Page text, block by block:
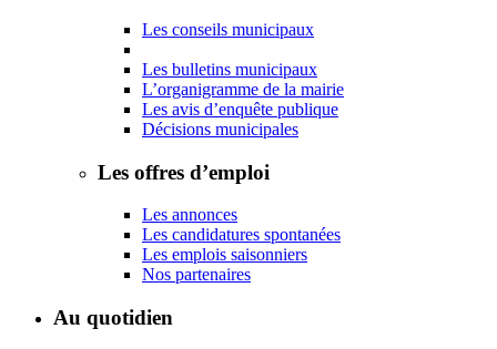
Les conseils municipaux
Les bulletins municipaux
L’organigramme de la mairie
Les avis d’enquête publique
Décisions municipales
Les offres d’emploi
Les annonces
Les candidatures spontanées
Les emplois saisonniers
Nos partenaires
Au quotidien